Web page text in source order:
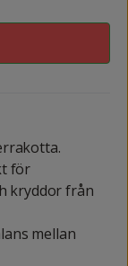
för
kryddor från
mellan